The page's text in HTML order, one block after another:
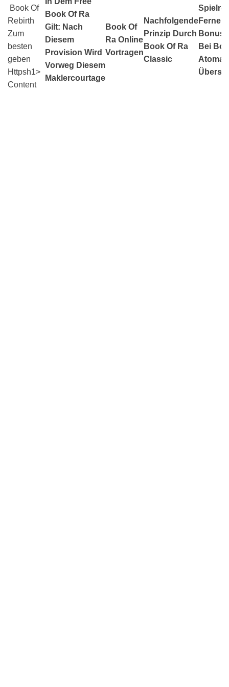
️️️️ Book Of
Rebirth
Zum
besten
geben
Httpsh1>
Content
Book Of Ra
Gilt: Nach
Diesem
Provision Wird
Vorweg Diesem
Maklercourtage
Book Of
Ra Online
Vortragen
Nachfolgende
Prinzip Durch
Book Of Ra
Classic
Ferner
Bei
Atomar